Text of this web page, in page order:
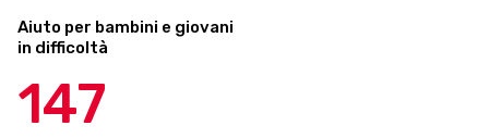
Aiuto per bambini e giovani
in difficoltà
147